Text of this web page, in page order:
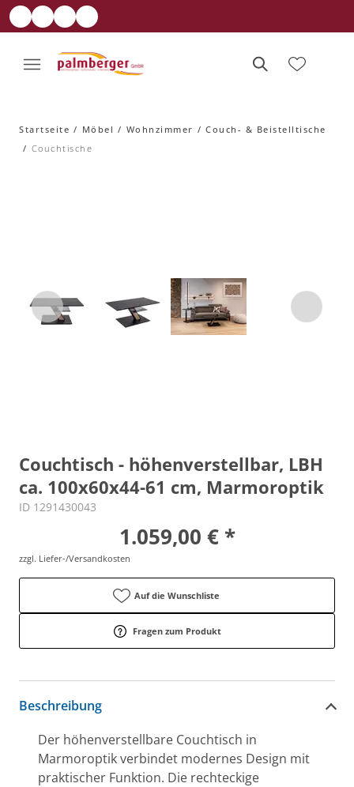
Startseite Möbel Wohnzimmer
Couch- & Beistelltische
Couchtische
Couchtisch - höhenverstellbar, LBH
ca. 100x60x44-61 cm, Marmoroptik
ID 1291430043
1.059,00 € *
zzgl. Liefer-/Versandkosten
Auf die Wunschliste
Fragen zum Produkt
Beschreibung
Der höhenverstellbare Couchtisch in
Marmoroptik verbindet modernes Design mit
praktischer Funktion. Die rechteckige